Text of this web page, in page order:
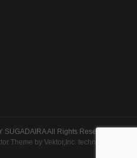
SUGADAIRAAll Rights Reserved.
Theme by Vektor,Inc. technology.